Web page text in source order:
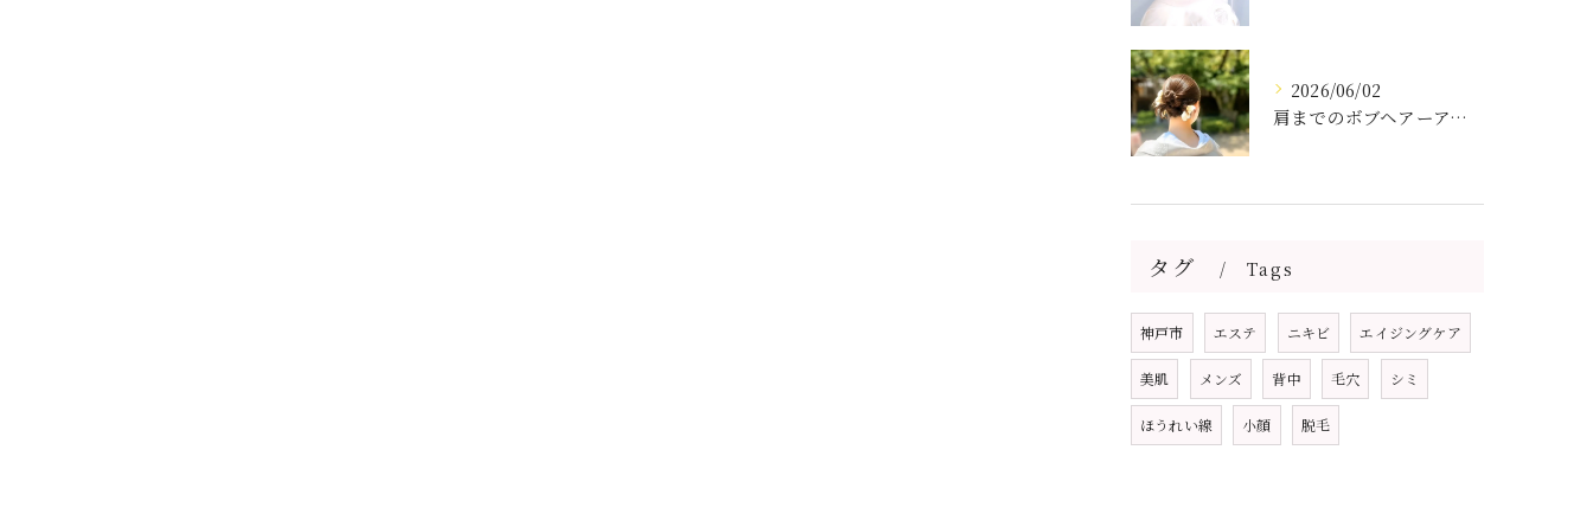
2026/06/02
肩までのボブヘアーアレンジ
タグ Tags
神戸市 エステ ニキビ エイジングケア
美肌 メンズ 背中 毛穴 シミ
ほうれい線 小顔 脱毛